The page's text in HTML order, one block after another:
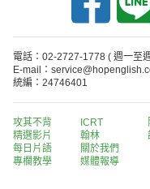
電話：02-2727-1778 ( 週一至
E-mail：
統編：24746401
攻其不背
精選影片
每日片語
專欄教學
ICRT
翰林
關於我們
媒體報導